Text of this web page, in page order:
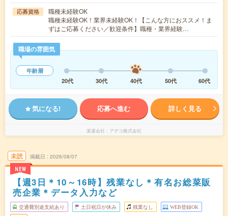
応募資格
職種未経験OK
職種未経験OK！業界未経験OK！【こんな方におススメ！ま
ずはご応募ください／歓迎条件】職種・業界経験…
職場の雰囲気
年齢層
20代
30代 40代 50代 60代
気になる! 応募へ進む 詳しく見る
派遣会社 アデコ株式会社
未読
NEW
掲載日 2026/08/07
【週3日＊10～16時】残業なし＊有名お総菜販
売企業＊データ入力など
交通費別途支給あり 土日祝日が休み 残業なし WEB登録OK